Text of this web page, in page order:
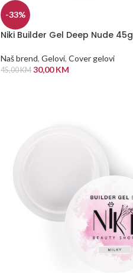
-33%
Niki Builder Gel Deep Nude 45g
Naš brend, Gelovi, Cover gelovi
45,00KM 30,00KM